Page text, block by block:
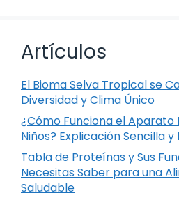
Artículos
El Bioma Selva Tropical se
Diversidad y Clima Único
¿Cómo Funciona el Aparato
Niños? Explicación Sencilla
Tabla de Proteínas y Sus
Necesitas Saber para una
Saludable